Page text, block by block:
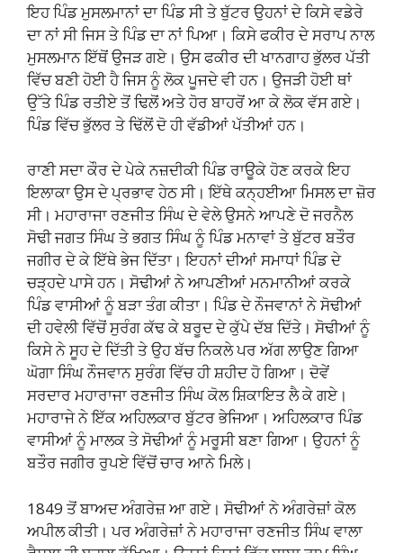
ਇਹ ਪਿੰਡ ਮੁਸਲਮਾਨਾਂ ਦਾ ਪਿੰਡ ਸੀ ਤੇ ਬੁੱਟਰ ਉਹਨਾਂ ਦੇ ਕਿਸੇ ਵਡੇਰੇ
ਦਾ ਨਾਂ ਸੀ ਜਿਸ ਤੇ ਪਿੰਡ ਦਾ ਨਾਂ ਪਿਆ। ਕਿਸੇ ਫਕੀਰ ਦੇ ਸਰਾਪ ਨਾਲ
ਮੁਸਲਮਾਨ ਇੱਥੋਂ ਉਜੜ ਗਏ। ਉਸ ਫਕੀਰ ਦੀ ਖਾਨਗਾਹ ਭੁੱਲਰ ਪੱਤੀ
ਵਿੱਚ ਬਣੀ ਹੋਈ ਹੈ ਜਿਸ ਨੂੰ ਲੋਕ ਪੂਜਦੇ ਵੀ ਹਨ। ਉਜੜੀ ਹੋਈ ਥਾਂ
ਉੱਤੇ ਪਿੰਡ ਰਤੀਏ ਤੋਂ ਢਿਲੋਂ ਅਤੇ ਹੋਰ ਬਾਹਰੋਂ ਆ ਕੇ ਲੋਕ ਵੱਸ ਗਏ।
ਪਿੰਡ ਵਿੱਚ ਭੁੱਲਰ ਤੇ ਢਿੱਲੋਂ ਦੋ ਹੀ ਵੱਡੀਆਂ ਪੱਤੀਆਂ ਹਨ।
ਰਾਣੀ ਸਦਾ ਕੌਰ ਦੇ ਪੇਕੇ ਨਜ਼ਦੀਕੀ ਪਿੰਡ ਰਾਊਕੇ ਹੋਣ ਕਰਕੇ ਇਹ
ਇਲਾਕਾ ਉਸ ਦੇ ਪ੍ਰਭਾਵ ਹੇਠ ਸੀ। ਇੱਥੇ ਕਨ੍ਹਈਆ ਮਿਸਲ ਦਾ ਜ਼ੋਰ
ਸੀ। ਮਹਾਰਾਜਾ ਰਣਜੀਤ ਸਿੰਘ ਦੇ ਵੇਲੇ ਉਸਨੇ ਆਪਣੇ ਦੋ ਜਰਨੈਲ
ਸੋਢੀ ਜਗਤ ਸਿੰਘ ਤੇ ਭਗਤ ਸਿੰਘ ਨੂੰ ਪਿੰਡ ਮਨਾਵਾਂ ਤੇ ਬੁੱਟਰ ਬਤੌਰ
ਜਗੀਰ ਦੇ ਕੇ ਇੱਥੇ ਭੇਜ ਦਿੱਤਾ। ਇਹਨਾਂ ਦੀਆਂ ਸਮਾਧਾਂ ਪਿੰਡ ਦੇ
ਚੜ੍ਹਦੇ ਪਾਸੇ ਹਨ। ਸੋਢੀਆਂ ਨੇ ਆਪਣੀਆਂ ਮਨਮਾਨੀਆਂ ਕਰਕੇ
ਪਿੰਡ ਵਾਸੀਆਂ ਨੂੰ ਬੜਾ ਤੰਗ ਕੀਤਾ। ਪਿੰਡ ਦੇ ਨੌਜਵਾਨਾਂ ਨੇ ਸੋਢੀਆਂ
ਦੀ ਹਵੇਲੀ ਵਿੱਚੋਂ ਸੁਰੰਗ ਕੱਢ ਕੇ ਬਰੂਦ ਦੇ ਕੁੱਪੇ ਦੱਬ ਦਿੱਤੇ। ਸੋਢੀਆਂ ਨੂੰ
ਕਿਸੇ ਨੇ ਸੂਹ ਦੇ ਦਿੱਤੀ ਤੇ ਉਹ ਬੱਚ ਨਿਕਲੇ ਪਰ ਅੱਗ ਲਾਉਣ ਗਿਆ
ਘੋਗਾ ਸਿੰਘ ਨੌਜਵਾਨ ਸੁਰੰਗ ਵਿੱਚ ਹੀ ਸ਼ਹੀਦ ਹੋ ਗਿਆ। ਦੋਵੇਂ
ਸਰਦਾਰ ਮਹਾਰਾਜਾ ਰਣਜੀਤ ਸਿੰਘ ਕੋਲ ਸ਼ਿਕਾਇਤ ਲੈ ਕੇ ਗਏ।
ਮਹਾਰਾਜੇ ਨੇ ਇੱਕ ਅਹਿਲਕਾਰ ਬੁੱਟਰ ਭੇਜਿਆ। ਅਹਿਲਕਾਰ ਪਿੰਡ
ਵਾਸੀਆਂ ਨੂੰ ਮਾਲਕ ਤੇ ਸੋਢੀਆਂ ਨੂੰ ਮਰੂਸੀ ਬਣਾ ਗਿਆ। ਉਹਨਾਂ ਨੂੰ
ਬਤੌਰ ਜਗੀਰ ਰੁਪਏ ਵਿੱਚੋਂ ਚਾਰ ਆਨੇ ਮਿਲੇ।
1849 ਤੋਂ ਬਾਅਦ ਅੰਗਰੇਜ਼ ਆ ਗਏ। ਸੋਢੀਆਂ ਨੇ ਅੰਗਰੇਜ਼ਾਂ ਕੋਲ
ਅਪੀਲ ਕੀਤੀ। ਪਰ ਅੰਗਰੇਜ਼ਾਂ ਨੇ ਮਹਾਰਾਜਾ ਰਣਜੀਤ ਸਿੰਘ ਵਾਲਾ